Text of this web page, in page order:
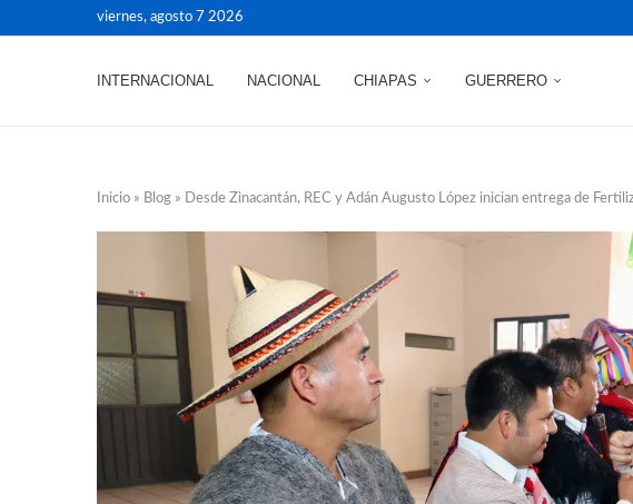
viernes, agosto 7 2026
INTERNACIONAL NACIONAL CHIAPAS GUERRERO
Inicio » Blog » Desde Zinacantán, REC y Adán Augusto López inician entrega de